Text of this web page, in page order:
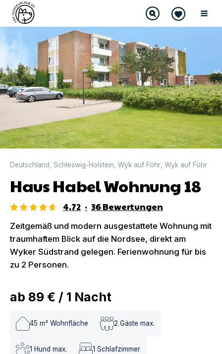
DIREKT BUCHBAR
Deutschland Schleswig-Holstein Wyk auf Föhr Wyk auf Föhr
Haus Habel Wohnung 18
4,72 · 36Bewertungen
Zeitgemäß und modern ausgestattete Wohnung mit
traumhaftem Blick auf die Nordsee, direkt am
Wyker Südstrand gelegen. Ferienwohnung für bis
zu 2 Personen.
ab 89 € / 1 Nacht
45 m² Wohnfläche 2 Gäste max.
1 Hund max. 1 Schlafzimmer